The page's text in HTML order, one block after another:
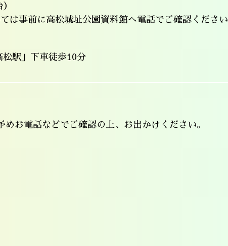
は事前に高松城址公園資料館へ電話でご確認ください
駅」下車徒歩10分
お電話などでご確認の上、お出かけください。